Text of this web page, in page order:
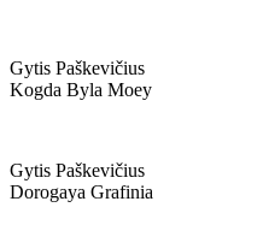
Gytis Paškevičius
Kogda Byla Moey
Gytis Paškevičius
Dorogaya Grafinia